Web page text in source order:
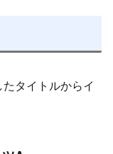
タイトルからイ